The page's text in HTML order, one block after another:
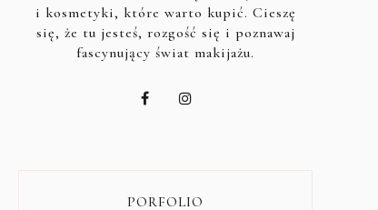
i kosmetyki, które warto kupić. Cieszę
się, że tu jesteś, rozgość się i poznawaj
fascynujący świat makijażu.
PORFOLIO